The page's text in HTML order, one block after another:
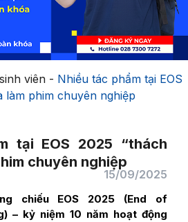
viên- Nhiều tác phẩm tại EOS
làm phim chuyên nghiệp
tại EOS 2025 “thách
chuyên nghiệp
15/09/2025
chiếu EOS 2025 (End of
– kỷ niệm 10 năm hoạt động